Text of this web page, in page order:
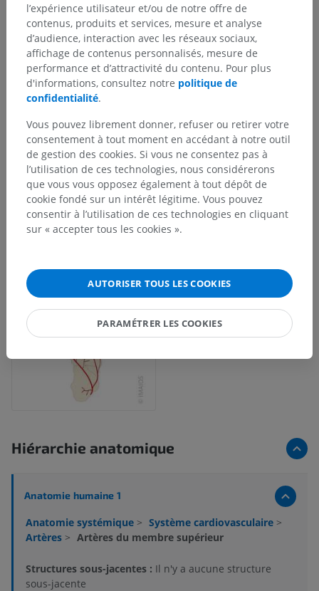
Hiérarchie anatomique
Anatomie humaine 1
Anatomie systémique > Système cardiovasculaire >
Artères > Artères du membre supérieur
Structures sous-jacentes : Il n'y a aucune structure
sous-jacente
l’expérience utilisateur et/ou de notre offre de
contenus, produits et services, mesure et analyse
d’audience, interaction avec les réseaux sociaux,
affichage de contenus personnalisés, mesure de
performance et d’attractivité du contenu. Pour plus
d'informations, consultez notre politique de
confidentialité.
Vous pouvez librement donner, refuser ou retirer votre
consentement à tout moment en accédant à notre outil
de gestion des cookies. Si vous ne consentez pas à
l’utilisation de ces technologies, nous considérerons
que vous vous opposez également à tout dépôt de
cookie fondé sur un intérêt légitime. Vous pouvez
consentir à l’utilisation de ces technologies en cliquant
sur « accepter tous les cookies ».
AUTORISER TOUS LES COOKIES
PARAMÉTRER LES COOKIES